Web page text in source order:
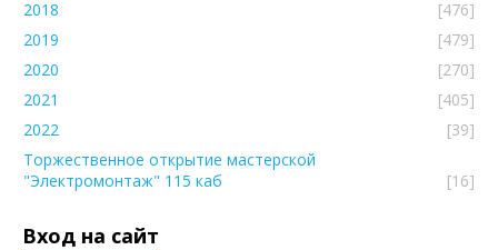
2018
[476]
2019
[479]
2020
[270]
2021
[405]
2022
[39]
Торжественное открытие мастерской
"Электромонтаж" 115 каб
[16]
Вход на сайт